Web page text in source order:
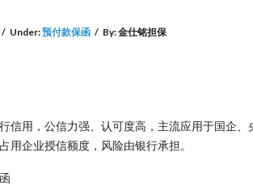
/ Under:预付款保函 / By:金仕铭担保
信用，公信力强、认可度高，主流应用于国企、
用企业授信额度，风险由银行承担。